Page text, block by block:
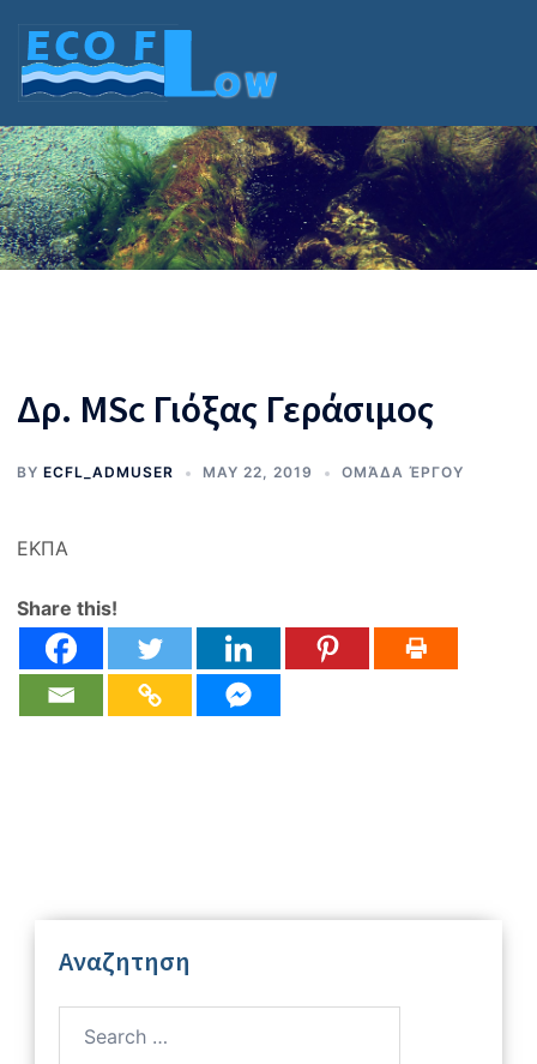
content
Δρ. MSc Γιόξας Γεράσιμος
BY ECFL_ADMUSER MAY 22, 2019 ΟΜΆΔΑ ΈΡΓΟΥ
ΕΚΠΑ
Share this!
Αναζητηση